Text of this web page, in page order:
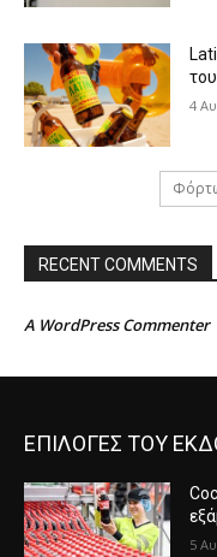
4
RECENT COMMENTS
A WordPress Commenter
ΕΠΙΛΟΓΕΣ ΤΟΥ
5